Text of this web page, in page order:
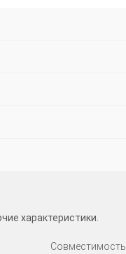
характеристики.
Совместимость